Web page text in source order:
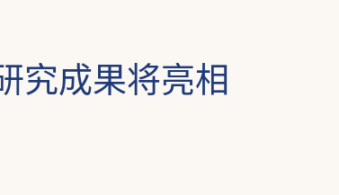
究成果将亮相